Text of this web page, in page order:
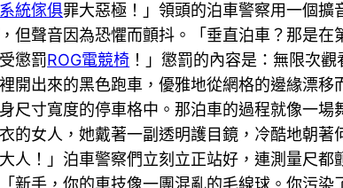
統傢俱罪大惡極！」領頭的泊車警察用一個
但聲音因為恐懼而顫抖。「垂直泊車？那是
懲罰ROG電競椅 ！」懲罰的內容是：無限次
開出來的黑色跑車，優雅地從網格的邊緣漂
尺寸寬度的停車格中。那泊車的過程就像一場
的女人，她戴著一副透明護目鏡，冷酷地朝
人！」泊車警察們立刻立正站好，連測量尺
新手，你的車技像一團混亂的毛線球。你污